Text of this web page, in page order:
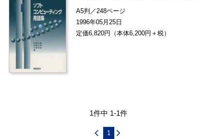
A5判／248ページ
1996年05月25日
定価6,820円（本体6,200円＋税）
1件中 1-1件
1